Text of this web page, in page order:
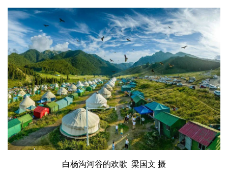
白杨沟河谷的欢歌 梁国文 摄